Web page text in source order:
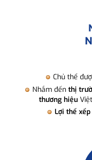
Chủ thể
Nhắm đến thị
thương hiệu
Lợi thế